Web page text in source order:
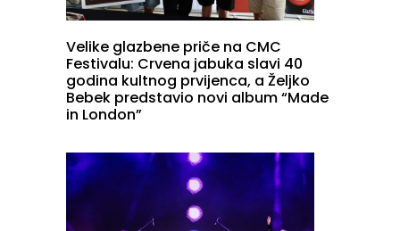
Velike glazbene priče na CMC
Festivalu: Crvena jabuka slavi 40
godina kultnog prvijenca, a Željko
Bebek predstavio novi album “Made
in London”